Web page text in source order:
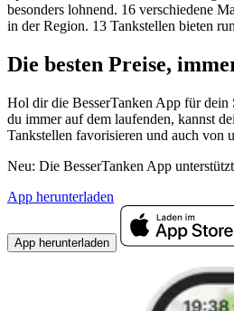
besonders lohnend. 16 verschiedene
in der Region. 13 Tankstellen bieten
Die besten Preise,
Hol dir die BesserTanken App für dein
du immer auf dem laufenden, kannst
Tankstellen favorisieren und auch von
Neu: Die BesserTanken App
App herunterladen
App herunterladen